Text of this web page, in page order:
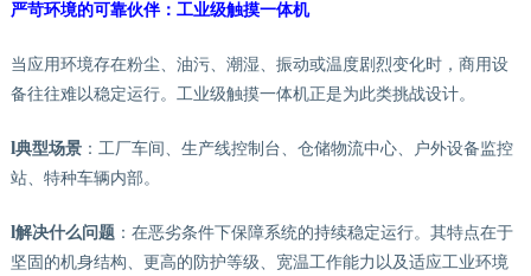
严苛环境的可靠伙伴：工业级触摸一体机
当应用环境存在粉尘、油污、潮湿、振动或温度剧烈变化时，商用设
备往往难以稳定运行。工业级触摸一体机正是为此类挑战设计。
l典型场景：工厂车间、生产线控制台、仓储物流中心、户外设备监控
站、特种车辆内部。
l解决什么问题：在恶劣条件下保障系统的持续稳定运行。其特点在于
坚固的机身结构、更高的防护等级、宽温工作能力以及适应工业环境